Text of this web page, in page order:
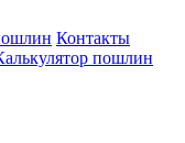
Контакты
пошлин